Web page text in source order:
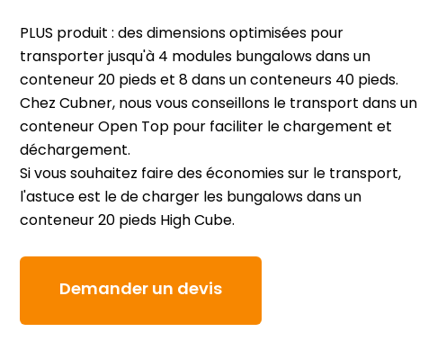
PLUS produit : des dimensions optimisées pour
transporter jusqu'à 4 modules bungalows dans un
conteneur 20 pieds et 8 dans un conteneurs 40 pieds.
Chez Cubner, nous vous conseillons le transport dans un
conteneur Open Top pour faciliter le chargement et
déchargement.
Si vous souhaitez faire des économies sur le transport,
l'astuce est le de charger les bungalows dans un
conteneur 20 pieds High Cube.
Demander un devis